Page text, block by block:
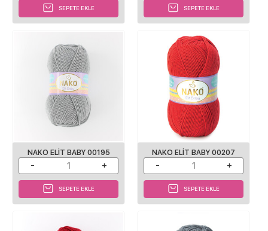
SEPETE EKLE SEPETE EKLE
NAKO ELIT BABY 00195
SEPETE EKLE
NAKO ELIT BABY 00207
SEPETE EKLE